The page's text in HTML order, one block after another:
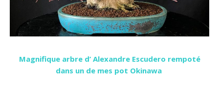
Magnifique arbre d’ Alexandre Escudero rempoté
dans un de mes pot Okinawa